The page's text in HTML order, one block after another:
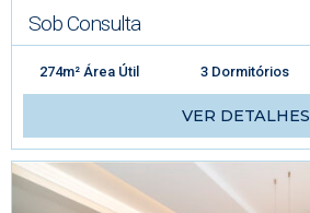
Sob Consulta
274m² Área Útil 3 Dormitórios
VER DETALHES